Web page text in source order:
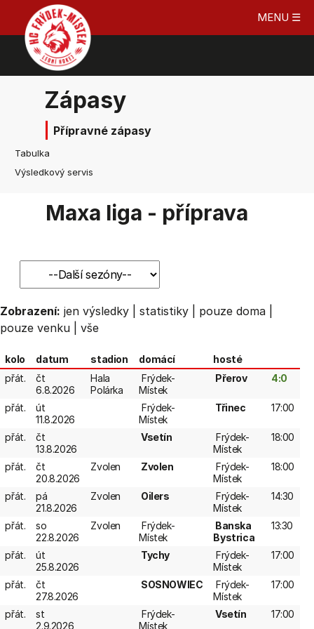
MENU ☰
Zápasy
Přípravné zápasy
Tabulka
Výsledkový servis
Maxa liga - příprava
Zobrazení: jen výsledky statistiky pouze doma
pouze venku
vše
kolo datum stadion domácí
hosté
přát.
čt
6.8.2026
Hala
Polárka
Frýdek-
Místek
Přerov 4:0
přát.
út
11.8.2026
Frýdek-
Místek
Třinec 17:00
přát.
čt
13.8.2026
Vsetín
Frýdek-
Místek
18:00
přát.
čt
20.8.2026
Zvolen Zvolen
Frýdek-
Místek
18:00
přát.
pá
21.8.2026
Zvolen Oilers
Frýdek-
Místek
14:30
přát.
so
22.8.2026
Zvolen
Frýdek-
Místek
Banska
Bystrica
13:30
přát.
út
25.8.2026
Tychy
Frýdek-
Místek
17:00
přát.
čt
27.8.2026
SOSNOWIEC
Frýdek-
Místek
17:00
přát.
st
2.9.2026
Frýdek-
Místek
Vsetín 17:00